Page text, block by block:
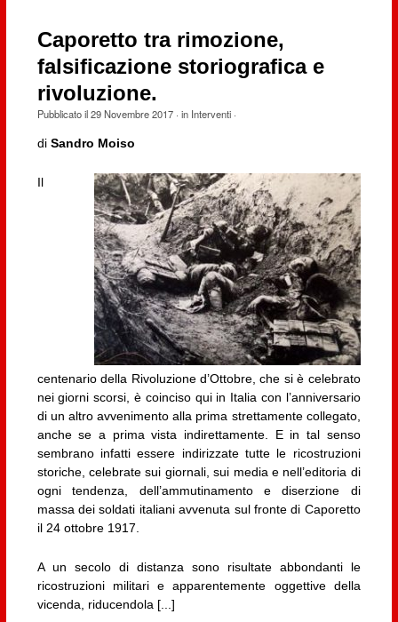
Caporetto tra rimozione,
falsificazione storiografica e
rivoluzione.
Pubblicato il29 Novembre 2017· in Interventi·
di Sandro Moiso
Il
centenario della Rivoluzione d’Ottobre, che si è celebrato
nei giorni scorsi, è coinciso qui in Italia con l’anniversario
di un altro avvenimento alla prima strettamente collegato,
anche se a prima vista indirettamente. E in tal senso
sembrano infatti essere indirizzate tutte le ricostruzioni
storiche, celebrate sui giornali, sui media e nell’editoria di
ogni tendenza, dell’ammutinamento e diserzione di
massa dei soldati italiani avvenuta sul fronte di Caporetto
il 24 ottobre 1917.
A un secolo di distanza sono risultate abbondanti le
ricostruzioni militari e apparentemente oggettive della
vicenda, riducendola [...]